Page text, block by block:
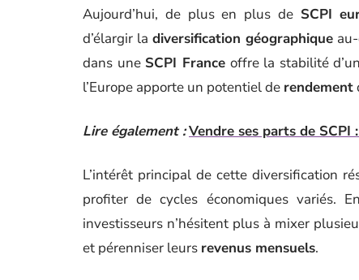
Aujourd’hui, de plus en plus de SCPI
d’élargir la diversification géographique
dans une SCPI Franceoffre la stabilité
l’Europe apporte un potentiel de rendement
Lire également :Vendre ses parts de
L’intérêt principal de cette diversification
profiter de cycles économiques variés.
investisseurs n’hésitent plus à mixer
et pérenniser leurs revenus mensuels.